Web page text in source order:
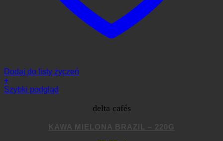
Dodaj do listy życzeń
+
Szybki podgląd
delta cafés
KAWA MIELONA BRAZIL – 220G